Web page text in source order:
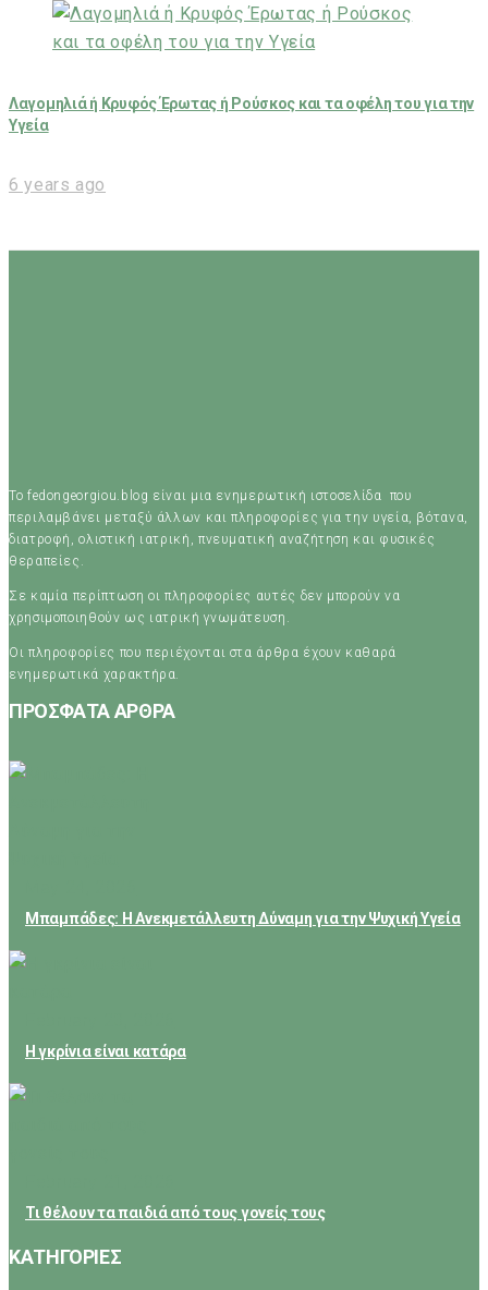
Λαγομηλιά ή Κρυφός Έρωτας ή Ρούσκος και τα οφέλη του για την
Υγεία
6 years ago
Το fedongeorgiou.blog είναι μια ενημερωτική ιστοσελίδα που
περιλαμβάνει μεταξύ άλλων και πληροφορίες για την υγεία, βότανα,
διατροφή, ολιστική ιατρική, πνευματική αναζήτηση και φυσικές
θεραπείες.
Σε καμία περίπτωση οι πληροφορίες αυτές δεν μπορούν να
χρησιμοποιηθούν ως ιατρική γνωμάτευση.
Οι πληροφορίες που περιέχονται στα άρθρα έχουν καθαρά
ενημερωτικά χαρακτήρα.
ΠΡΟΣΦΑΤΑ ΑΡΘΡΑ
Μπαμπάδες: Η Ανεκμετάλλευτη Δύναμη για την Ψυχική Υγεία
Η γκρίνια είναι κατάρα
Τι θέλουν τα παιδιά από τους γονείς τους
ΚΑΤΗΓΟΡΙΕΣ